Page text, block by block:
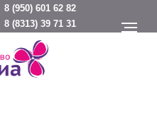
8 (950) 601 62 82
8 (8313) 39 71 31